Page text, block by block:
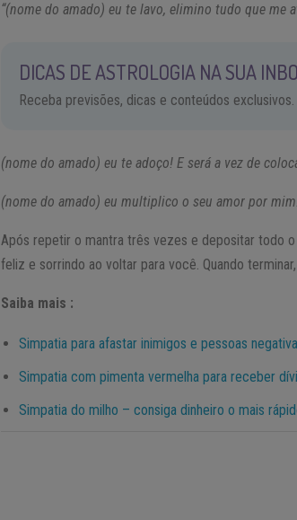
“(nome do amado) eu te lavo, elimino tudo que me
DICAS DE ASTROLOGIA NA SUA
Receba previsões, dicas e conteúdos exclusivos.
(nome do amado) eu te adoço! E será a vez de
(nome do amado) eu multiplico o seu amor por
Após repetir o mantra três vezes e depositar todo
feliz e sorrindo ao voltar para você. Quando
Saiba mais :
Simpatia para afastar inimigos e pessoas
Simpatia com pimenta vermelha para receber
Simpatia do milho – consiga dinheiro o mais